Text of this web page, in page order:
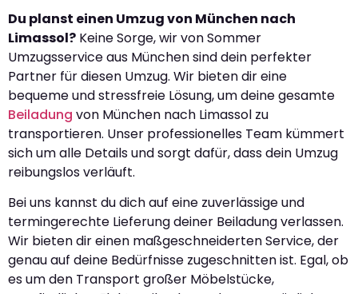
Du planst einen Umzug von München nach
Limassol? Keine Sorge, wir von Sommer
Umzugsservice aus München sind dein perfekter
Partner für diesen Umzug. Wir bieten dir eine
bequeme und stressfreie Lösung, um deine gesamte
Beiladung von München nach Limassol zu
transportieren. Unser professionelles Team kümmert
sich um alle Details und sorgt dafür, dass dein Umzug
reibungslos verläuft.
Bei uns kannst du dich auf eine zuverlässige und
termingerechte Lieferung deiner Beiladung verlassen.
Wir bieten dir einen maßgeschneiderten Service, der
genau auf deine Bedürfnisse zugeschnitten ist. Egal, ob
es um den Transport großer Möbelstücke,